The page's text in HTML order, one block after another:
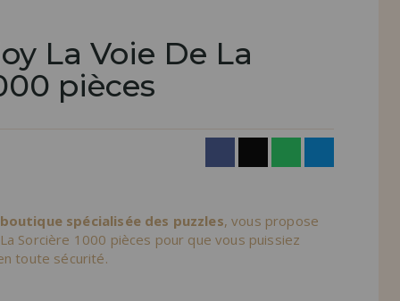
en tant que
La Voie De La
pièces
spécialisée des puzzles, vous propose
Sorcière 1000 pièces pour que vous puissiez
toute sécurité.